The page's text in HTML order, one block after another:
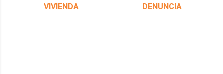
VIVIENDA
DENUNCIA